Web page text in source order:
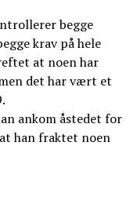
begge
krav på hele
at noen har
det har vært et
ankom åstedet for
han fraktet noen